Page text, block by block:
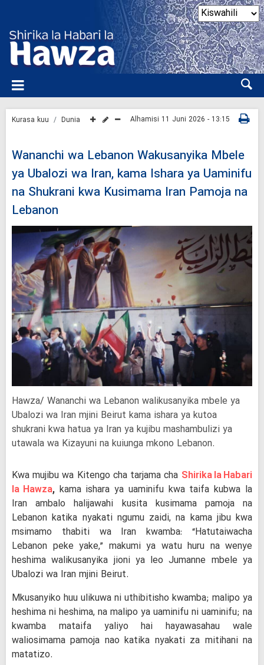
Kurasa kuu Dunia Alhamisi 11 Juni 2026 - 13:15
Wananchi wa Lebanon Wakusanyika Mbele
ya Ubalozi wa Iran, kama Ishara ya Uaminifu
na Shukrani kwa Kusimama Iran Pamoja na
Lebanon
Hawza/ Wananchi wa Lebanon walikusanyika mbele ya
Ubalozi wa Iran mjini Beirut kama ishara ya kutoa
shukrani kwa hatua ya Iran ya kujibu mashambulizi ya
utawala wa Kizayuni na kuiunga mkono Lebanon.
Kwa mujibu wa Kitengo cha tarjama cha Shirika la Habari
la Hawza,kama ishara ya uaminifu kwa taifa kubwa la
Iran ambalo halijawahi kusita kusimama pamoja na
Lebanon katika nyakati ngumu zaidi, na kama jibu kwa
msimamo thabiti wa Iran kwamba: “Hatutaiwacha
Lebanon peke yake,” makumi ya watu huru na wenye
heshima walikusanyika jioni ya leo Jumanne mbele ya
Ubalozi wa Iran mjini Beirut.
Mkusanyiko huu ulikuwa ni uthibitisho kwamba; malipo ya
heshima ni heshima, na malipo ya uaminifu ni uaminifu; na
kwamba mataifa yaliyo hai hayawasahau wale
waliosimama pamoja nao katika nyakati za mitihani na
matatizo.